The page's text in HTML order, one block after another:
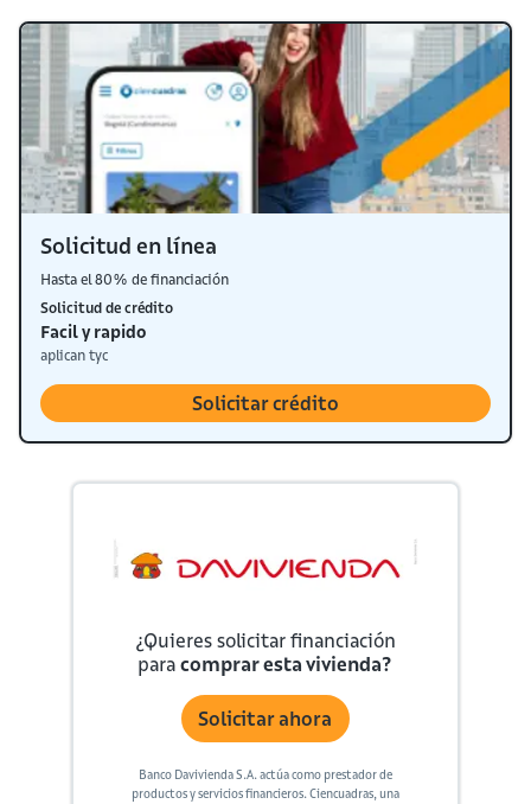
Solicitud en línea
Hasta el 80% de financiación
Solicitud de crédito
Facil y rapido
aplican tyc
Solicitar crédito
¿Quieres solicitar financiación
paracomprar esta vivienda?
Solicitar ahora
Banco Davivienda S.A. actúa como prestador de
productos y servicios financieros. Ciencuadras, una